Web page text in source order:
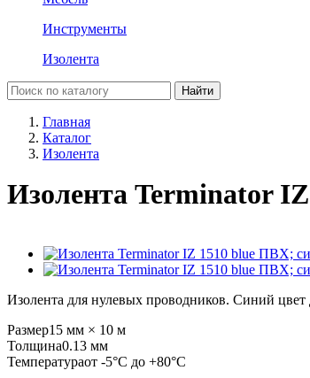
Инструменты
Изолента
Главная
Каталог
Изолента
Изолента Terminator
Изолента для нулевых проводников. Синий
Размер15 мм × 10 м
Толщина0.13 мм
Температураот -5°C до +80°C